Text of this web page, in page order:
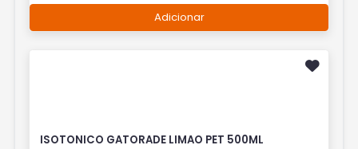
Adicionar
ISOTONICO GATORADE LIMAO PET 500ML